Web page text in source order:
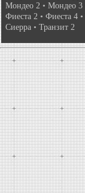
Мондео 2 • Мондео 3
Фиеста 2 • Фиеста 4 •
Сиерра • Транзит 2